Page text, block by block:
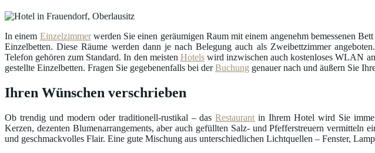
In einem Einzelzimmerwerden Sie einen geräumigen Raum mit einem angenehm bemessenen
Einzelbetten. Diese Räume werden dann je nach Belegung auch als Zweibettzimmer
Telefon gehören zum Standard. In den meisten Hotelswird inzwischen auch kostenloses WLAN
gestellte Einzelbetten. Fragen Sie gegebenenfalls bei derBuchung genauer nach und äußern Sie
Ihren Wünschen verschrieben
Ob trendig und modern oder traditionell-rustikal – dasRestaurant in Ihrem Hotel wird Sie
Kerzen, dezenten Blumenarrangements, aber auch gefüllten Salz- und Pfefferstreuern vermitteln
und geschmackvolles Flair. Eine gute Mischung aus unterschiedlichen Lichtquellen – Fenster,